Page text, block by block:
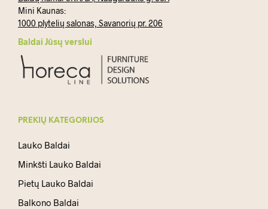
Mini Kaunas:
1000 plytelių salonas, Savanorių pr. 206
Baldai Jūsų verslui
PREKIŲ KATEGORIJOS
Lauko Baldai
Minkšti Lauko Baldai
Pietų Lauko Baldai
Balkono Baldai